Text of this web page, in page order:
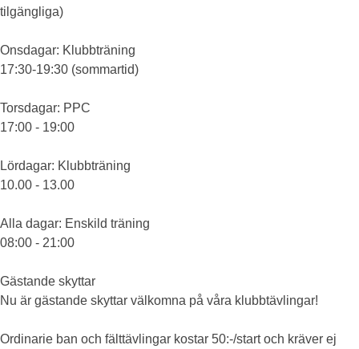
tilgängliga)
Onsdagar: Klubbträning
17:30-19:30 (sommartid)
Torsdagar: PPC
17:00 - 19:00
Lördagar: Klubbträning
10.00 - 13.00
Alla dagar: Enskild träning
08:00 - 21:00
Gästande skyttar
Nu är gästande skyttar välkomna på våra klubbtävlingar!
Ordinarie ban och fälttävlingar kostar 50:-/start och kräver ej